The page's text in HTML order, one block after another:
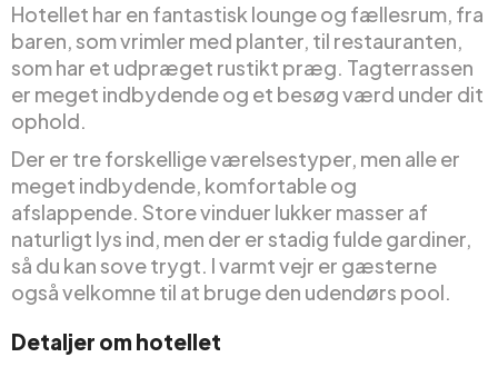
Hotellet har en fantastisk lounge og fællesrum, fra
baren, som vrimler med planter, til restauranten,
som har et udpræget rustikt præg. Tagterrassen
er meget indbydende og et besøg værd under dit
ophold.
Der er tre forskellige værelsestyper, men alle er
meget indbydende, komfortable og
afslappende. Store vinduer lukker masser af
naturligt lys ind, men der er stadig fulde gardiner,
så du kan sove trygt. I varmt vejr er gæsterne
også velkomne til at bruge den udendørs pool.
Detaljer om hotellet